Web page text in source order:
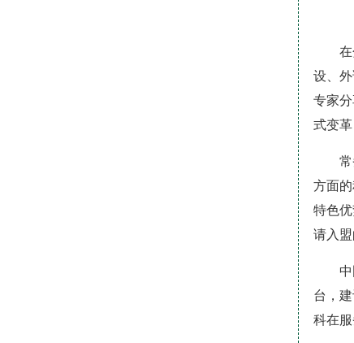
设、
专家
式变
方面
特色
请入
台，
科在